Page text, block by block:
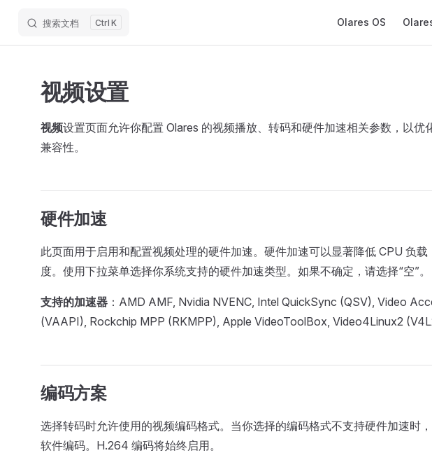
搜索文档 K Olares OS
视频设置
视频设置页面允许你配置 Olares 的视频播放、转码和硬件加速相关参数，以优
兼容性。
硬件加速
此页面用于启用和配置视频处理的硬件加速。硬件加速可以显著降低 CPU 负
度。使用下拉菜单选择你系统支持的硬件加速类型。如果不确定，请选择“空”。
支持的加速器 ：AMD AMF, Nvidia NVENC, Intel QuickSync (QSV), Video
(VAAPI), Rockchip MPP (RKMPP), Apple VideoToolBox, Video4Linux2
编码方案
选择转码时允许使用的视频编码格式。当你选择的编码格式不支持硬件加速时
软件编码。H.264 编码将始终启用。